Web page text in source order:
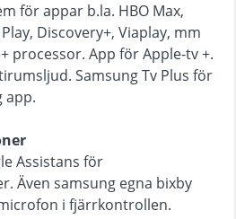
för appar b.la. HBO Max,
Play, Discovery+, Viaplay, mm
processor. App för Apple-tv +.
Samsung Tv Plus för
app.
Assistans för
Även samsung egna bixby
i fjärrkontrollen.